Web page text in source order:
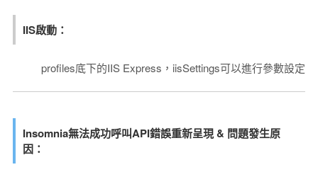
IIS啟動：
profiles底下的IIS Express，iisSettings可以進行參數設定
Insomnia無法成功呼叫API錯誤重新呈現 & 問題發生原
因：